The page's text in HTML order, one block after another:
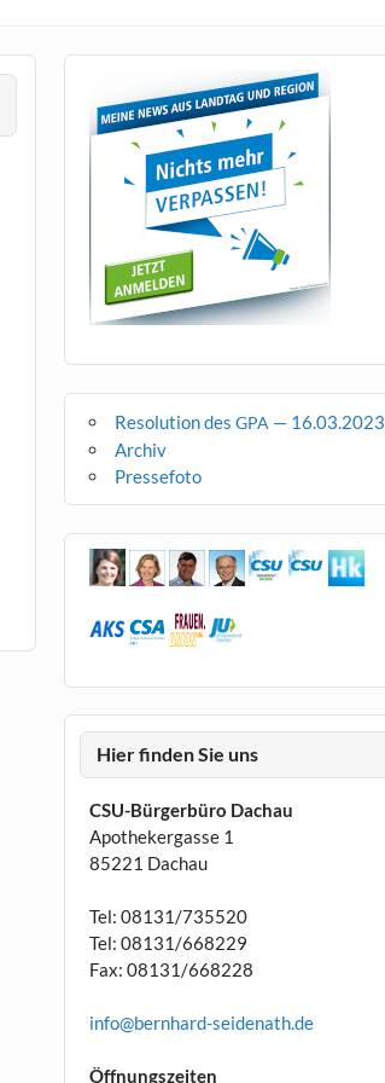
Resolution desGPA — 16.03.2023
Archiv
Pressefoto
Hier finden Sie uns
CSU-Bürgerbüro Dachau
Apothekergasse 1
85221 Dachau
Tel: 08131/735520
Tel: 08131/668229
Fax: 08131/668228
info@bernhard-seidenath.de
Öffnungszeiten